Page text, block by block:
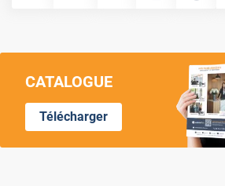
CATALOGUE
Télécharger